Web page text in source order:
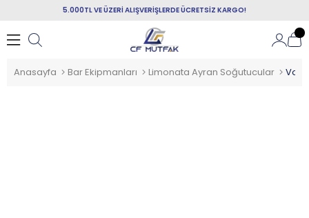
5.000TL VE ÜZERİ ALIŞVERİŞLERDE ÜCRETSİZ KARGO!
Anasayfa Bar Ekipmanları Limonata Ayran Soğutucular